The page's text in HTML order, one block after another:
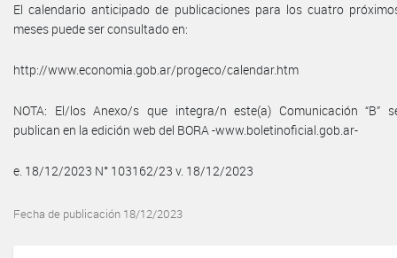
El calendario anticipado de publicaciones para los cuatro
meses puede ser consultado en:
http://www.economia.gob.ar/progeco/calendar.htm
NOTA: El/los Anexo/s que integra/n este(a) Comunicación “B”
publican en la edición web del BORA -www.boletinoficial.gob.ar-
e. 18/12/2023 N° 103162/23 v. 18/12/2023
Fecha de publicación 18/12/2023